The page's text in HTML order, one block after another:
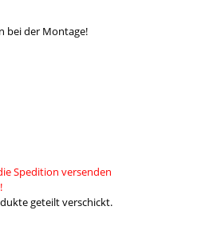
bei der Montage!
Spedition versenden
geteilt verschickt.